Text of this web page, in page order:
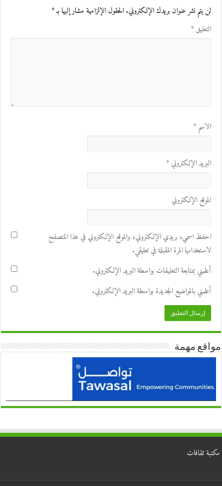
لن يتم نشر عنوان بريدك الإلكتروني.الحقول الإلزامية مشار إليها بـ*
التعليق*
الاسم*
البريد الإلكتروني*
الموقع الإلكتروني
احفظ اسمي، بريدي الإلكتروني، والموقع الإلكتروني في هذا المتصفح
لاستخدامها المرة المقبلة في تعليقي.
أعلمني بمتابعة التعليقات بواسطة البريد الإلكتروني.
أعلمني بالمواضيع الجديدة بواسطة البريد الإلكتروني.
مواقع مهمة
مكتبة ثقافات